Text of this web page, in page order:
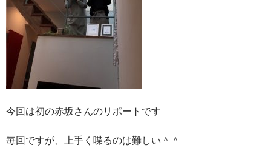
今回は初の赤坂さんのリポートです
毎回ですが、上手く喋るのは難しい＾＾